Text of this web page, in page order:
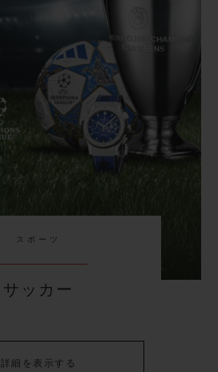
スポーツ
サッカー
詳細を表示する